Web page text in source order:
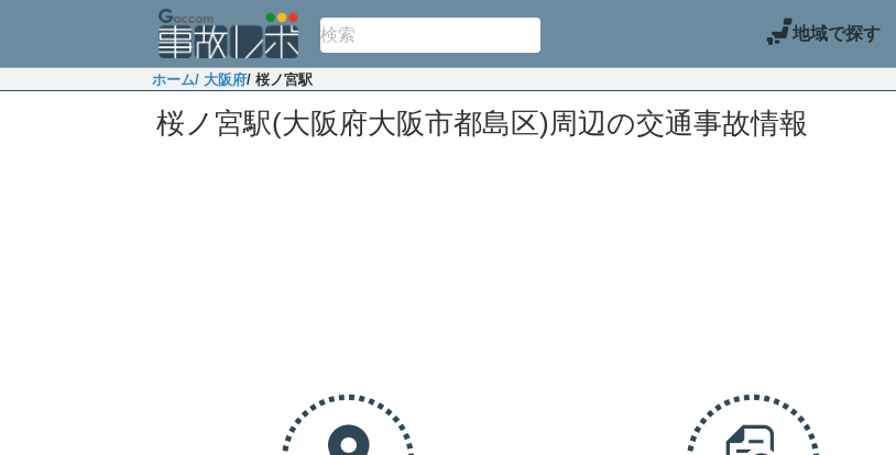
地域で探す
ホーム/ 大阪府/ 桜ノ宮駅
桜ノ宮駅(大阪府大阪市都島区)周辺の交通事故情報